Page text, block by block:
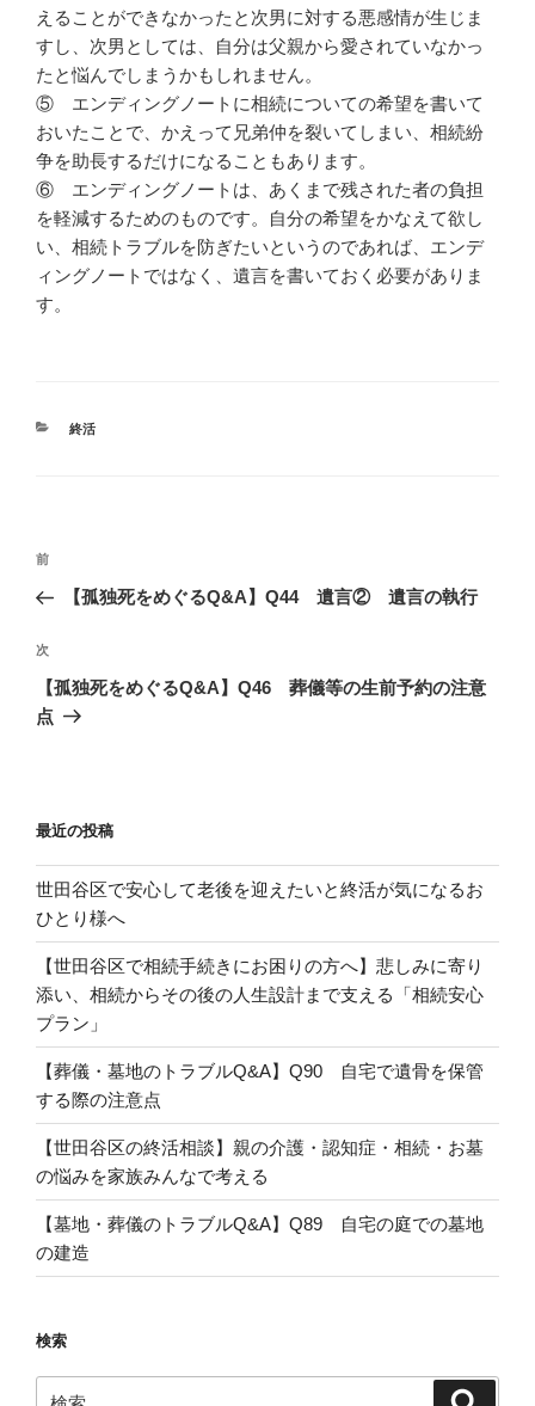
えることができなかったと次男に対する悪感情が生じま
すし、次男としては、自分は父親から愛されていなかっ
たと悩んでしまうかもしれません。
⑤ エンディングノートに相続についての希望を書いて
おいたことで、かえって兄弟仲を裂いてしまい、相続紛
争を助長するだけになることもあります。
⑥ エンディングノートは、あくまで残された者の負担
を軽減するためのものです。自分の希望をかなえて欲し
い、相続トラブルを防ぎたいというのであれば、エンデ
ィングノートではなく、遺言を書いておく必要がありま
す。
カ
終活
投
ビ
ゲ
ー
過
去
投
稿
前
【孤独死をめぐるQ&A】Q44 遺言② 遺言の執行
次
の
投
次
【孤独死をめぐるQ&A】Q46 葬儀等の生前予約の注意
点
最近の投稿
世田谷区で安心して老後を迎えたいと終活が気になるお
ひとり様へ
【世田谷区で相続手続きにお困りの方へ】悲しみに寄り
添い、相続からその後の人生設計まで支える「相続安心
プラン」
【葬儀・墓地のトラブルQ&A】Q90 自宅で遺骨を保管
する際の注意点
【世田谷区の終活相談】親の介護・認知症・相続・お墓
の悩みを家族みんなで考える
【墓地・葬儀のトラブルQ&A】Q89 自宅の庭での墓地
の建造
検索
検